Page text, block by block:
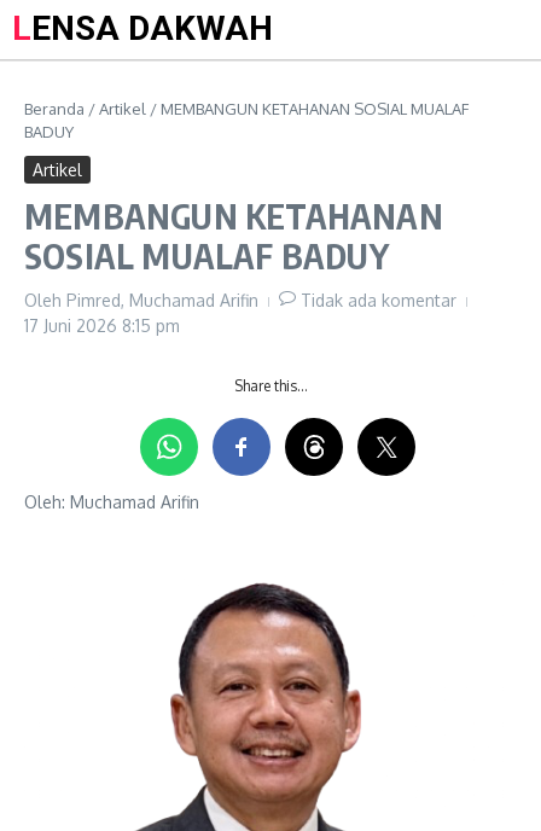
LENSA DAKWAH
Beranda /Artikel / MEMBANGUN KETAHANAN SOSIAL MUALAF
BADUY
Artikel
MEMBANGUN KETAHANAN
SOSIAL MUALAF BADUY
Oleh Pimred, Muchamad Arifin
Tidak ada komentar
17 Juni 2026 8:15 pm
Share this…
Oleh: Muchamad Arifin